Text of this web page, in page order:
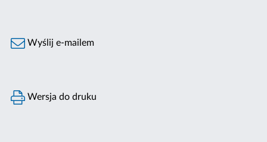
Wyślij e-mailem
Wersja do druku